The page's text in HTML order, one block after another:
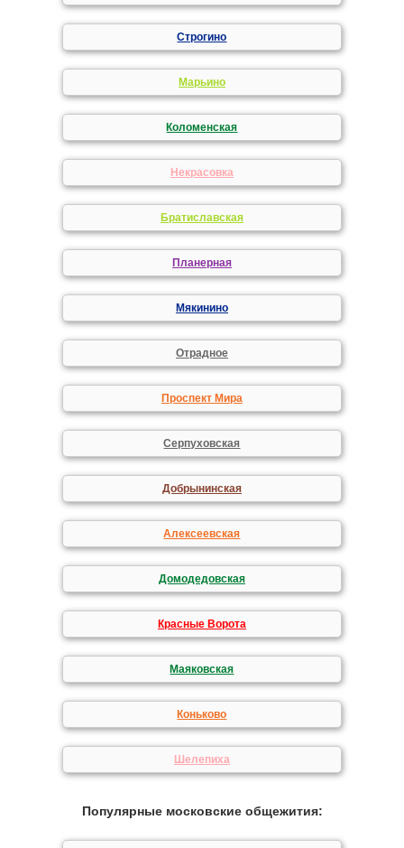
Строгино
Марьино
Коломенская
Некрасовка
Братиславская
Планерная
Мякинино
Отрадное
Проспект Мира
Серпуховская
Добрынинская
Алексеевская
Домодедовская
Красные Ворота
Маяковская
Коньково
Шелепиха
Популярные московские общежития: